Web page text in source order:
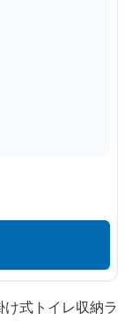
式トイレ収納ラ